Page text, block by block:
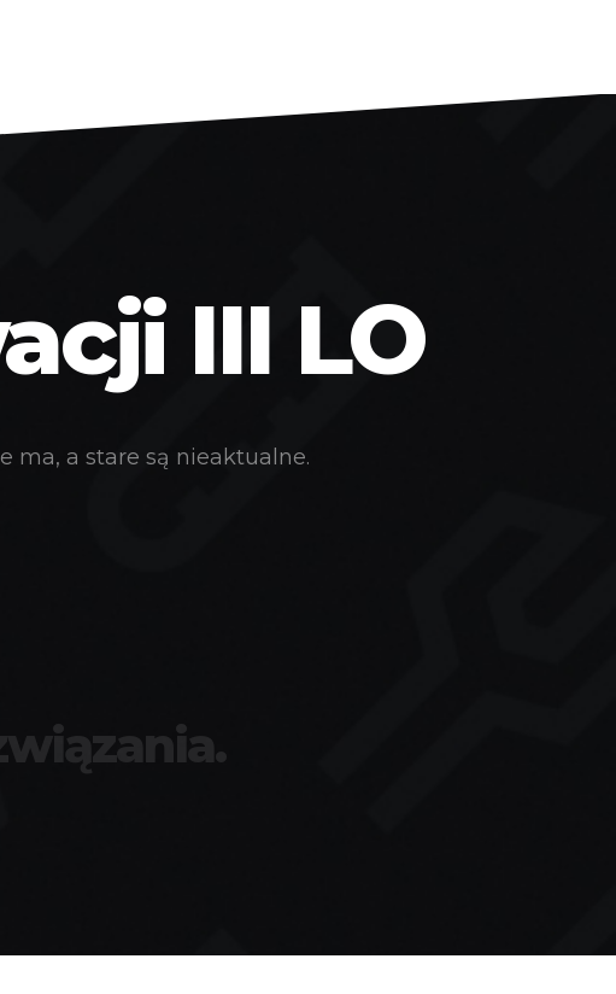
III LO
ma, a stare są nieaktualne.